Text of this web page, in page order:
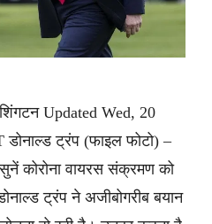
Updated Wed, 20
ट्रंप (फाइल फोटो) –
कोरोना वायरस संक्रमण को
ट्रंप ने अजीबोगरीब बयान